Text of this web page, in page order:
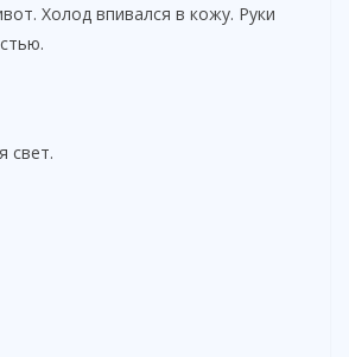
Холод впивался в кожу. Руки
свет.